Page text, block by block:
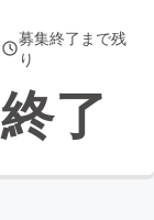
募集終了まで残
り
終了